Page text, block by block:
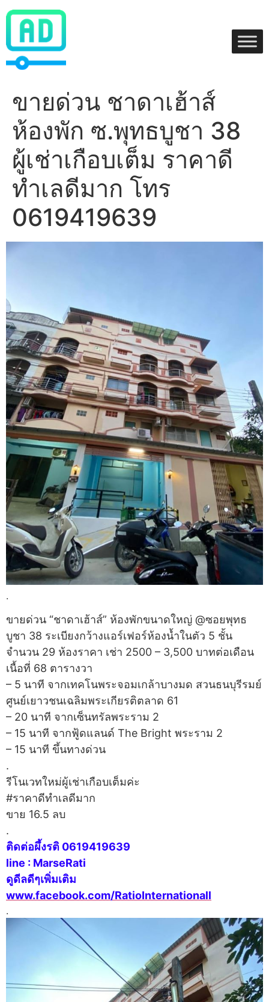
Skip
content
ขายด่วน ชาดาเฮ้าส์
ห้องพัก ซ.พุทธบูชา 38
ผู้เช่าเกือบเต็ม ราคาดี
ทำเลดีมาก โทร
0619419639
.
ขายด่วน “ชาดาเฮ้าส์” ห้องพักขนาดใหญ่ @ซอยพุทธ
บูชา 38 ระเบียงกว้างแอร์เฟอร์ห้องน้ำในตัว 5 ชั้น
จำนวน 29 ห้องราคา เช่า 2500 – 3,500 บาทต่อเดือน
เนื้อที่ 68 ตารางวา
– 5 นาที จากเทคโนพระจอมเกล้าบางมด สวนธนบุรีรมย์
ศูนย์เยาวชนเฉลิมพระเกียรติตลาด 61
– 20 นาที จากเซ็นทรัลพระราม 2
– 15 นาที จากฟู้ดแลนด์ The Bright พระราม 2
– 15 นาที ขึ้นทางด่วน
.
รีโนเวทใหม่ผู้เช่าเกือบเต็มค่ะ
#ราคาดีทำเลดีมาก
ขาย 16.5 ลบ
.
ติดต่อผึ้งรติ 0619419639
line : MarseRati
ดูดีลดีๆเพิ่มเติม
www.facebook.com/RatioInternationall
.